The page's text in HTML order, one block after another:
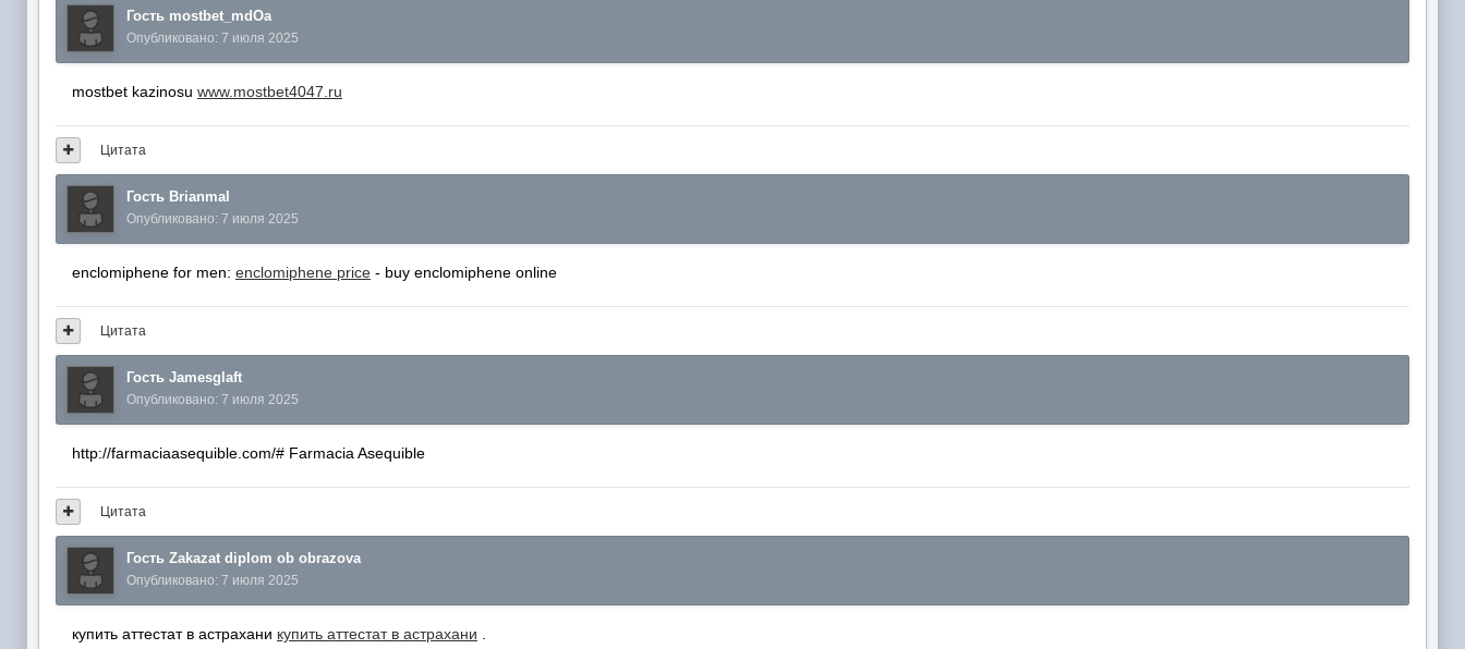
Гость mostbet_mdOa
Опубликовано: 7 июля 2025
mostbet kazinosu www.mostbet4047.ru
Цитата
Гость Brianmal
Опубликовано: 7 июля 2025
enclomiphene for men: enclomiphene price - buy enclomiphene online
Цитата
Гость Jamesglaft
Опубликовано: 7 июля 2025
http://farmaciaasequible.com/# Farmacia Asequible
Цитата
Гость Zakazat diplom ob obrazova
Опубликовано: 7 июля 2025
купить аттестат в астрахани купить аттестат в астрахани